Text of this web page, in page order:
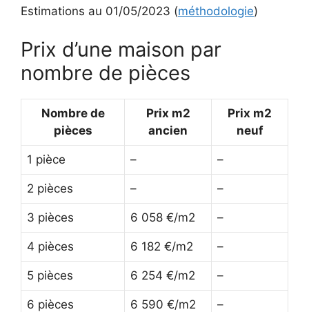
Estimations au 01/05/2023 (méthodologie)
Prix d’une maison par
nombre de pièces
Nombre de
pièces
Prix m2
ancien
Prix m2
neuf
1 pièce – –
2 pièces – –
3 pièces 6 058 €/m2 –
4 pièces 6 182 €/m2 –
5 pièces 6 254 €/m2 –
6 pièces 6 590 €/m2 –